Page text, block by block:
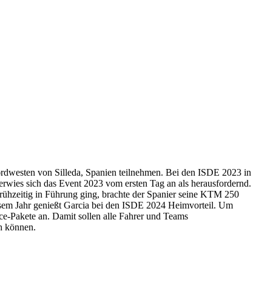
von Silleda, Spanien teilnehmen. Bei den ISDE 2023 in
sich das Event 2023 vom ersten Tag an als herausfordernd.
in Führung ging, brachte der Spanier seine KTM 250
Jahr genießt Garcia bei den ISDE 2024 Heimvorteil. Um
Pakete an. Damit sollen alle Fahrer und Teams
können.